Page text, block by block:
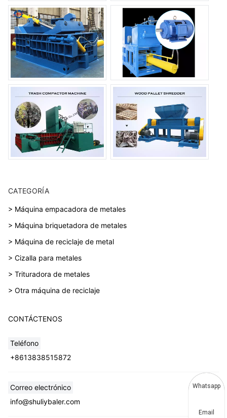
CATEGORÍA
> Máquina empacadora de metales
> Máquina briquetadora de metales
> Máquina de reciclaje de metal
> Cizalla para metales
> Trituradora de metales
> Otra máquina de reciclaje
CONTÁCTENOS
Teléfono
+8613838515872
Correo electrónico
info@shuliybaler.com
Whatsapp
Email